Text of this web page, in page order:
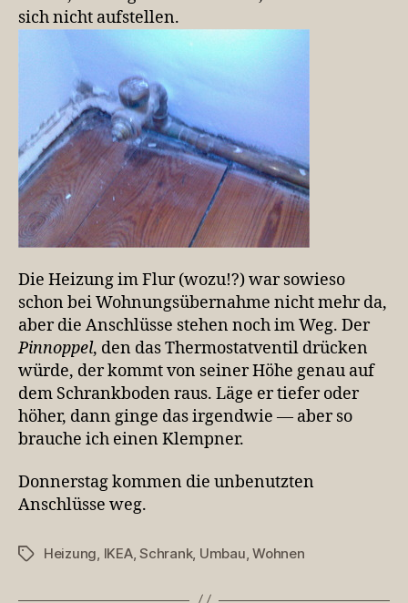
sich nicht aufstellen.
Die Heizung im Flur (wozu!?) war sowieso
schon bei Wohnungsübernahme nicht mehr da,
aber die Anschlüsse stehen noch im Weg. Der
Pinnoppel, den das Thermostatventil drücken
würde, der kommt von seiner Höhe genau auf
dem Schrankboden raus. Läge er tiefer oder
höher, dann ginge das irgendwie — aber so
brauche ich einen Klempner.
Donnerstag kommen die unbenutzten
Anschlüsse weg.
Schlagwörter
Heizung, IKEA,Schrank, Umbau,Wohnen